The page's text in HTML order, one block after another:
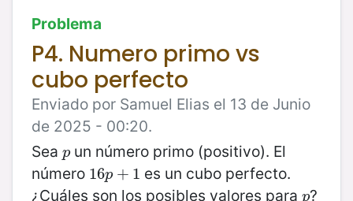
Problema
P4. Numero primo vs
cubo perfecto
Enviado por Samuel Elias el 13 de Junio
de 2025 - 00:20.
Sea p
pun número primo (positivo). El
número 16p + 1
16p +1
es un cubo perfecto.
¿Cuáles son los posibles valores para p
p?